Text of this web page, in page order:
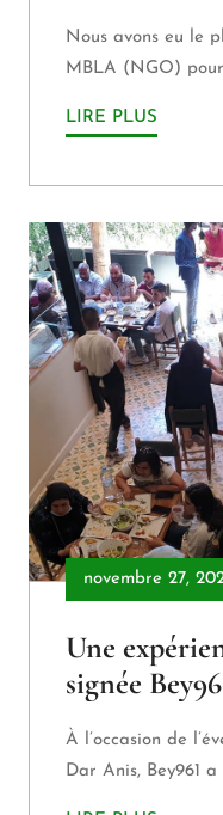
Nous avons eu le
MBLA (NGO)
LIRE PLUS
novembre 27,
Une
signée
À l’occasion de
Dar Anis, Bey961